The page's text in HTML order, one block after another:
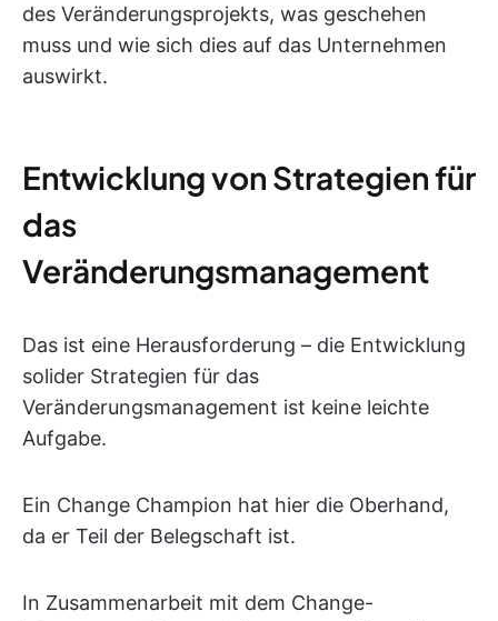
des Veränderungsprojekts, was geschehen
muss und wie sich dies auf das Unternehmen
auswirkt.
Entwicklung von Strategien für
das
Veränderungsmanagement
Das ist eine Herausforderung – die Entwicklung
solider Strategien für das
Veränderungsmanagement ist keine leichte
Aufgabe.
Ein Change Champion hat hier die Oberhand,
da er Teil der Belegschaft ist.
In Zusammenarbeit mit dem Change-